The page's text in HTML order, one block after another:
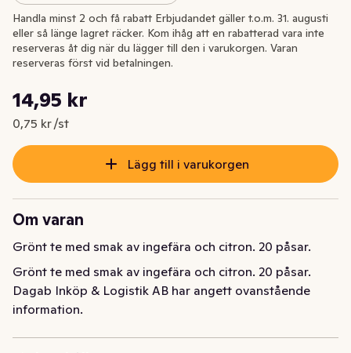
Nuvarande pris är: 14,95 kr
14,95 kr
0,75 kr /st
Styckpris: 0,75 kr /st
Handla minst 2 och få rabatt Erbjudandet gäller t.o.m. 31. augusti
eller så länge lagret räcker. Kom ihåg att en rabatterad vara inte
reserveras åt dig när du lägger till den i varukorgen. Varan
reserveras först vid betalningen.
Lägg till i varukorgen
Om varan
Grönt te med smak av ingefära och citron. 20 påsar.
Grönt te med smak av ingefära och citron. 20 påsar.
Dagab Inköp & Logistik AB har angett ovanstående
information.